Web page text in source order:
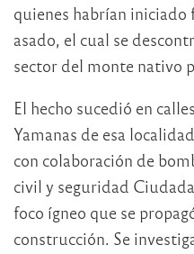
quienes habrían iniciado
asado, el cual se
sector del monte nativo
El hecho sucedió en
Yamanas de esa
con colaboración de
civil y seguridad
foco ígneo que se
construcción. Se